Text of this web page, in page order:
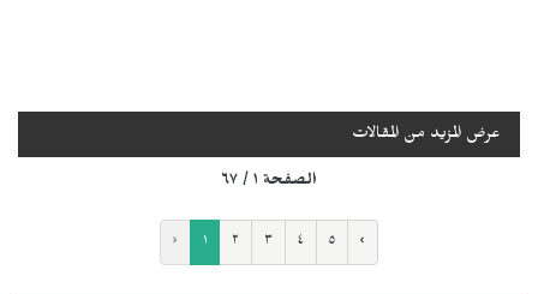
عرض المزيد من المقالات
الصفحة ١ / ٦٧
‹ ١ ٢ ٣ ٤ ٥ ›